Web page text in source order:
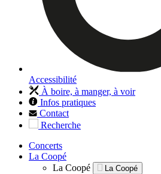
Accessibilité
À boire, à manger, à voir
Infos pratiques
Contact
Recherche
Concerts
La Coopé
La Coopé
La Coopé